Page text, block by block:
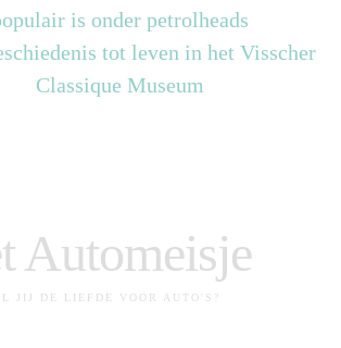
is onder petrolheads
tot leven in het Visscher
Classique Museum
Automeisje
JIJ DE LIEFDE VOOR AUTO'S?